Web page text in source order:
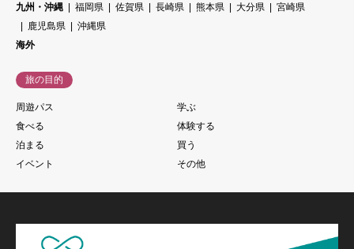
九州・沖縄
福岡県 佐賀県 長崎県 熊本県 大分県
宮崎県
鹿児島県
沖縄県
海外
旅の目的
周遊パス
学ぶ
食べる
体験する
泊まる
買う
イベント
その他